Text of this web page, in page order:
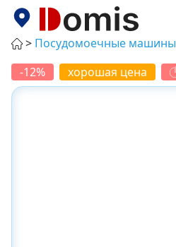
Посудомоечные машины
-12%
хорошая цена